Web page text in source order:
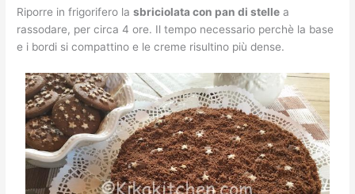
Riporre in frigorifero lasbriciolata con pan di stelle a
rassodare, per circa 4 ore. Il tempo necessario perchè la base
e i bordi si compattino e le creme risultino più dense.